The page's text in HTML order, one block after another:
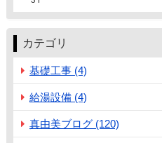
カテゴリ
基礎工事 (4)
給湯設備 (4)
真由美ブログ (120)